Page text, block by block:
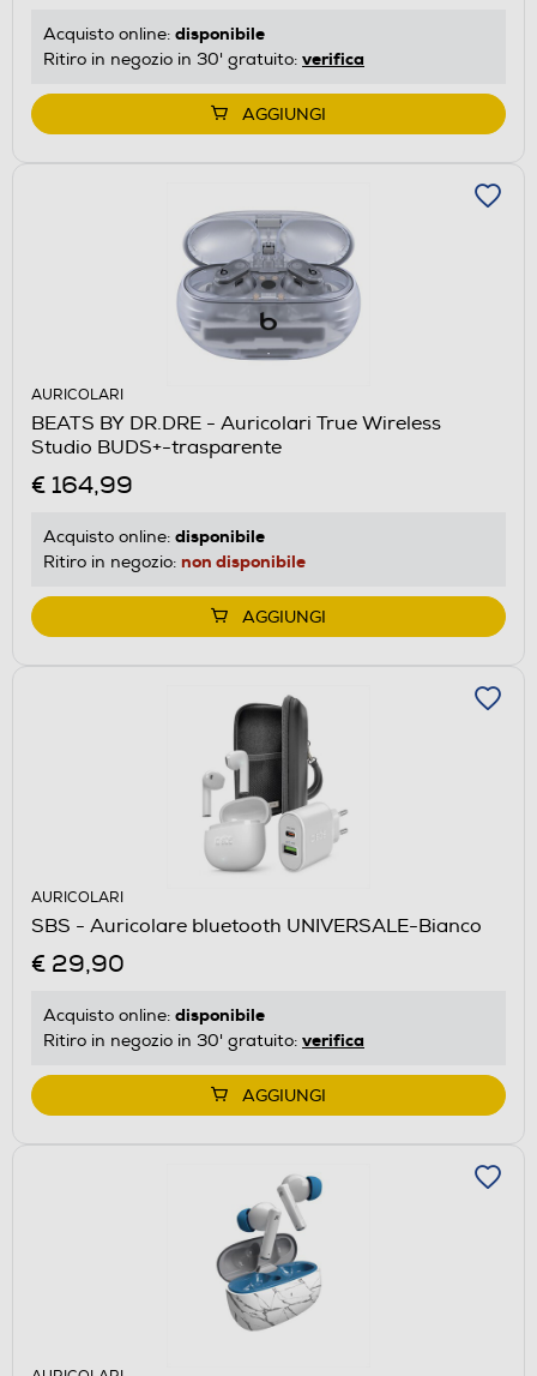
Acquisto online: disponibile
Ritiro in negozio in 30' gratuito: verifica
AGGIUNGI
AURICOLARI
BEATS BY DR.DRE - Auricolari True Wireless
Studio BUDS+-trasparente
€ 164,99
Acquisto online: disponibile
Ritiro in negozio: non disponibile
AGGIUNGI
AURICOLARI
SBS - Auricolare bluetooth UNIVERSALE-Bianco
€ 29,90
Acquisto online: disponibile
Ritiro in negozio in 30' gratuito: verifica
AGGIUNGI